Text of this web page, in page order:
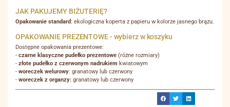
JAK PAKUJEMY BIŻUTERIĘ?
Opakowanie standard: ekologiczna koperta z papieru w kolorze jasnego brązu.
OPAKOWANIE PREZENTOWE - wybierz w koszyku
Dostępne opakowania prezentowe:
- czarne klasyczne pudełko prezentowe (różne rozmiary)
- złote pudełko z czerwonym nadrukiem kwiatowym
- woreczek welurowy: granatowy lub czerwony
- woreczek z organzy: granatowy lub czerwony